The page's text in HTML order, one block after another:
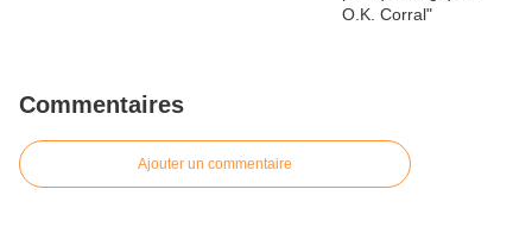
Commentaires
Ajouter un commentaire